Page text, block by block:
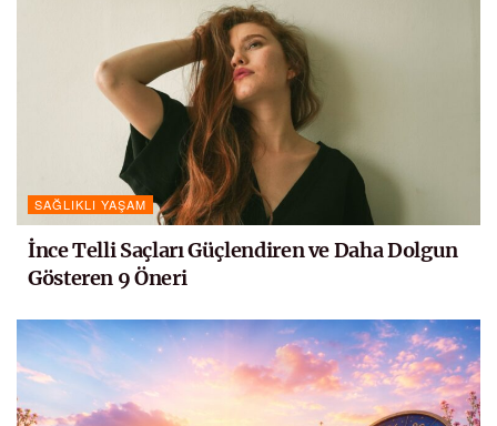
SAĞLIKLI YAŞAM
İnce Telli Saçları Güçlendiren ve Daha Dolgun
Gösteren 9 Öneri